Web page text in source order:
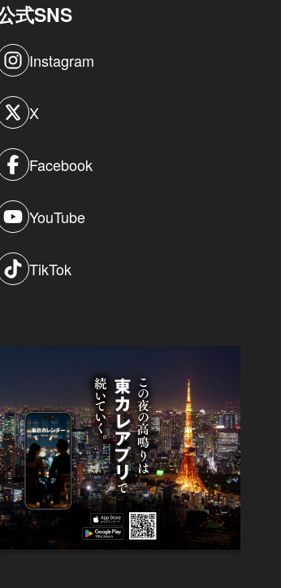
式SNS
Instagram
X
Facebook
YouTube
TikTok